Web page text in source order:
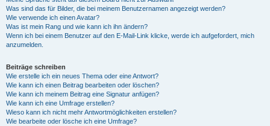
Was sind das für Bilder, die bei meinem Benutzernamen angezeigt werden?
Wie verwende ich einen Avatar?
Was ist mein Rang und wie kann ich ihn ändern?
Wenn ich bei einem Benutzer auf den E-Mail-Link klicke, werde ich aufgefordert, mich
anzumelden.
Beiträge schreiben
Wie erstelle ich ein neues Thema oder eine Antwort?
Wie kann ich einen Beitrag bearbeiten oder löschen?
Wie kann ich meinem Beitrag eine Signatur anfügen?
Wie kann ich eine Umfrage erstellen?
Wieso kann ich nicht mehr Antwortmöglichkeiten erstellen?
Wie bearbeite oder lösche ich eine Umfrage?